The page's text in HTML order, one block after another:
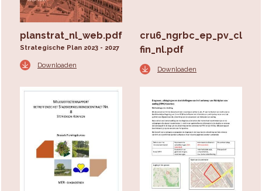
planstrat_nl_web.pdf
Strategische Plan 2023 - 2027
Downloaden
fin_nl.pdf
Downloaden